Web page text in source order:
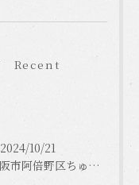
Recent
2024/10/21
大阪市阿倍野区ちゅるんネイルはLinonail